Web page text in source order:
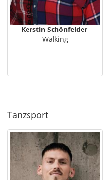
Kerstin Schönfelder
Walking
Tanzsport